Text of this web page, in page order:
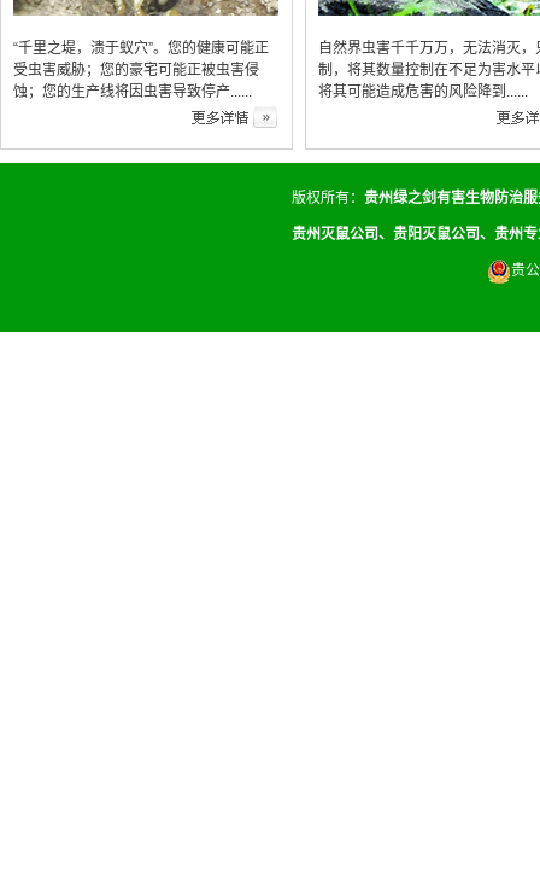
“千里之堤，溃于蚁穴”。您的健康可能正
受虫害威胁；您的豪宅可能正被虫害侵
蚀；您的生产线将因虫害导致停产......
自然界虫害千千万万，无法消灭，
制，将其数量控制在不足为害水平
将其可能造成危害的风险降到......
版权所有： 贵州绿之剑有害生物防治
贵州灭鼠公司、贵阳灭鼠公司、贵州
贵